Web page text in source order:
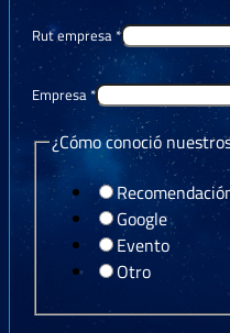
Rut empresa *
Empresa *
¿Cómo conoció
Google
Evento
Otro